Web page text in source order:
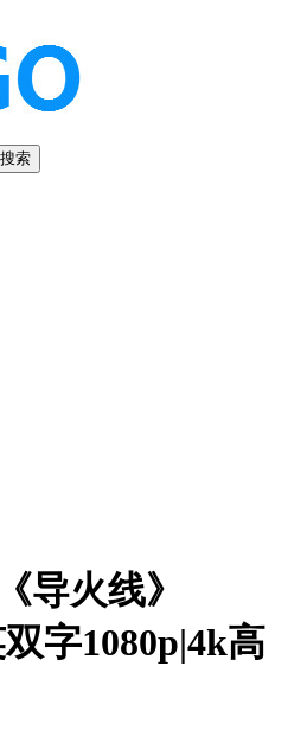
搜索
导火线》
字1080p|4k高